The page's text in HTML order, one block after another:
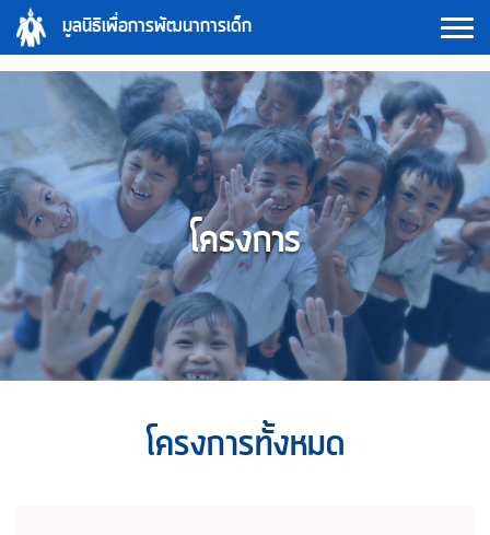
Skip
content
มูลนิธิเพื่อการพัฒนาการเด็ก
โครงการ
โครงการทั้งหมด